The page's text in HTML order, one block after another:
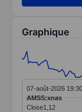
Graphique
Line chart
The chart
The chart
07-août-2026 19:30
AMSS:xnas
Close1,12